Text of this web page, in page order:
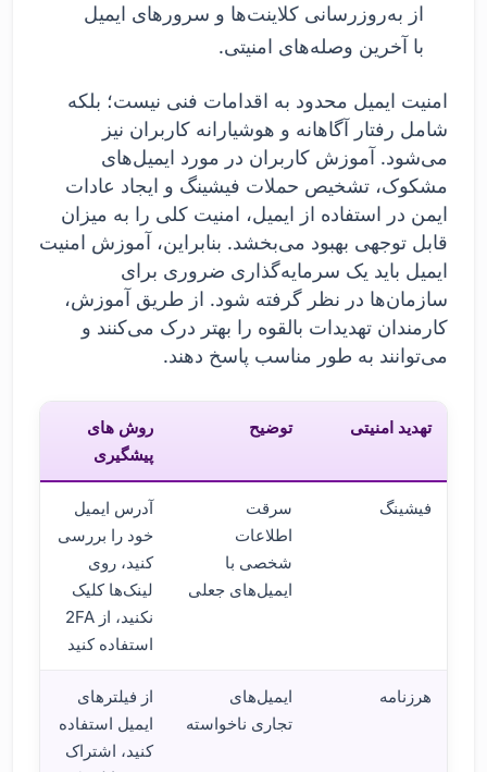
از به‌روزرسانی کلاینت‌ها و سرورهای ایمیل
با آخرین وصله‌های امنیتی.
امنیت ایمیل محدود به اقدامات فنی نیست؛ بلکه
شامل رفتار آگاهانه و هوشیارانه کاربران نیز
می‌شود. آموزش کاربران در مورد ایمیل‌های
مشکوک، تشخیص حملات فیشینگ و ایجاد عادات
ایمن در استفاده از ایمیل، امنیت کلی را به میزان
قابل توجهی بهبود می‌بخشد. بنابراین، آموزش امنیت
ایمیل باید یک سرمایه‌گذاری ضروری برای
سازمان‌ها در نظر گرفته شود. از طریق آموزش،
کارمندان تهدیدات بالقوه را بهتر درک می‌کنند و
می‌توانند به طور مناسب پاسخ دهند.
تهدید امنیتی توضیح
روش های
پیشگیری
فیشینگ
سرقت
اطلاعات
شخصی با
ایمیل‌های جعلی
آدرس ایمیل
خود را بررسی
کنید، روی
لینک‌ها کلیک
نکنید، از 2FA
استفاده کنید
هرزنامه
ایمیل‌های
تجاری ناخواسته
از فیلترهای
ایمیل استفاده
کنید، اشتراک